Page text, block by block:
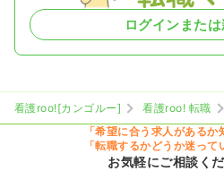
ログインまた
看護roo![カンゴルー] 看護roo! 転職
「希望に合う求人があるか
「転職するかどうか迷って
お気軽にご相談く